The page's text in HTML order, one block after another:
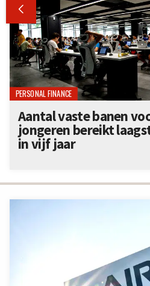

PERSONAL FINANCE
Aantal vaste banen
jongeren bereikt
in vijf jaar